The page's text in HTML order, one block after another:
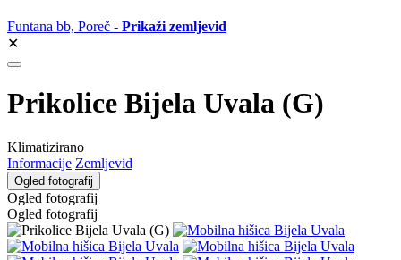
Funtana bb, Poreč - Prikaži zemljevid
✕
Prikolice Bijela Uvala (G)
Klimatizirano
Informacije Zemljevid
Ogled fotografij
Ogled fotografij
Ogled fotografij